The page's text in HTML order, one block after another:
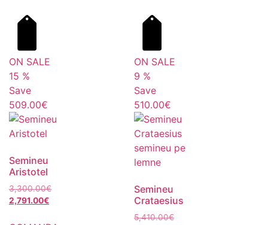
ON SALE
15 %
Save
509.00€
Semineu
Aristotel
3,300.00€
2,791.00€
ON SALE
9 %
Save
510.00€
Semineu
Crataesius
5,410.00€